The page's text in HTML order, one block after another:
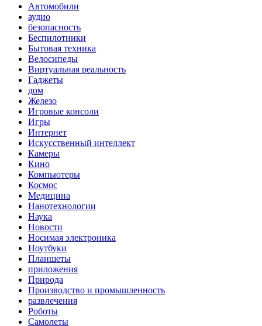
Автомобили
аудио
безопасность
Беспилотники
Бытовая техника
Велосипеды
Виртуальная реальность
Гаджеты
дом
Железо
Игровые консоли
Игры
Интернет
Искусственный интеллект
Камеры
Кино
Компьютеры
Космос
Медицина
Нанотехнологии
Наука
Новости
Носимая электроника
Ноутбуки
Планшеты
приложения
Природа
Производство и промышленность
развлечения
Роботы
Самолеты